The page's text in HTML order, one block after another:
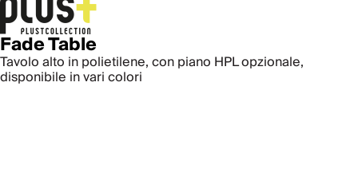
Fade Table
Tavolo alto in polietilene, con piano HPL opzionale,
disponibile in vari colori